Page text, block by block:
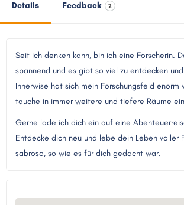
Details Feedback 2
Seit ich denken kann, bin ich eine Forscherin.
spannend und es gibt so viel zu entdecken
Innerwise hat sich mein Forschungsfeld enorm
tauche in immer weitere und tiefere Räume
Gerne lade ich dich ein auf eine
Entdecke dich neu und lebe dein Leben voller
sabroso, so wie es für dich gedacht war.